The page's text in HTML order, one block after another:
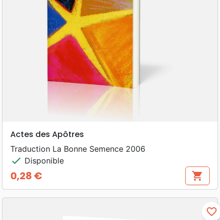
Actes des Apôtres
Traduction La Bonne Semence 2006
check Disponible
Prix
0,28 € shopping_cart
favorite_border